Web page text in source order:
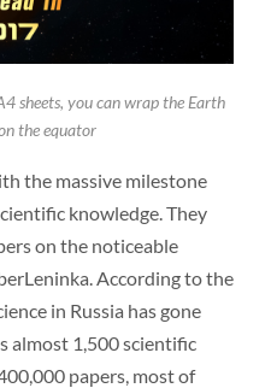
sheets, you can wrap the Earth
the equator
the massive milestone
knowledge. They
on the noticeable
According to the
in Russia has gone
almost 1,500 scientific
papers, most of